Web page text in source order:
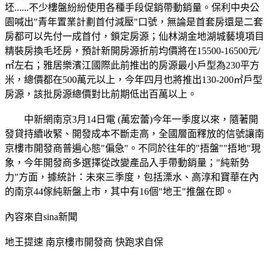
坯......不少樓盤紛紛使用各種手段促銷帶動銷量。保利中央公
園喊出"青年置業計劃首付減壓"口號，無論是首套房還是二套
房都可以先付一成首付，鎖定房源；仙林湖金地湖城藝境項目
精裝房換毛坯房，預計新開房源折前均價將在15500-16500元/
㎡左右；雅居樂濱江國際此前推出的房源最小戶型為230平方
米，總價都在500萬元以上，今年四月也將推出130-200㎡戶型
房源，該批房源總價對比前期低出百萬以上。
中新網南京3月14日電 (萬宏蕾)今年一季度以來，隨著開
發貸持續收緊、開發成本不斷走高，全國層面釋放的信號讓南
京樓市開發商普遍心態"偏急"。不同於往年的"捂盤""捂地"現
象，今年開發商多選擇從改變產品入手帶動銷量；"純新勢
力"方面，據統計：未來三季度，包括溧水、高淳和寶華在內
的南京44傢純新盤上市，其中有16個"地王"推盤在即。
內容來自sina新聞
地王提速 南京樓市開發商 快跑求自保